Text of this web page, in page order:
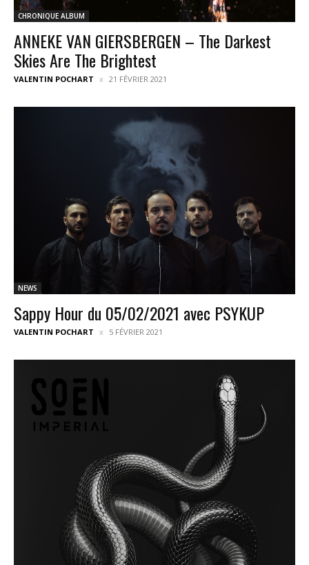
CHRONIQUE ALBUM
ANNEKE VAN GIERSBERGEN – The Darkest
Skies Are The Brightest
VALENTIN POCHART 21 FÉVRIER 2021
NEWS
Sappy Hour du 05/02/2021 avec PSYKUP
VALENTIN POCHART 5 FÉVRIER 2021